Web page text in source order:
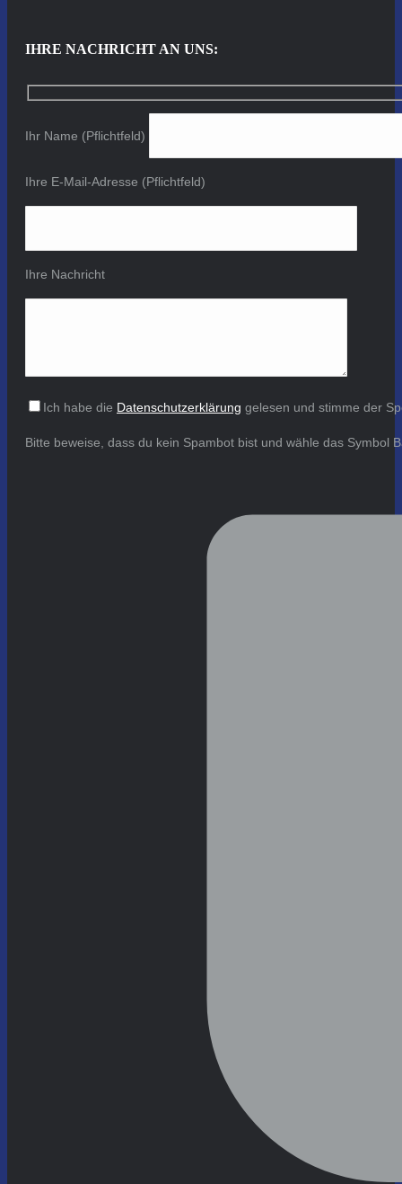
IHRE NACHRICHT AN UNS:
Ihr Name (Pflichtfeld)
Ihre E-Mail-Adresse (Pflichtfeld)
Ihre Nachricht
Ich habe die Datenschutzerklärung gelesen und stimme der
Bitte beweise, dass du kein Spambot bist und wähle das Symbol